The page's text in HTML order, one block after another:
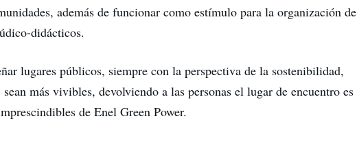
además de funcionar como estímulo para la organización de
didácticos.
lugares públicos, siempre con la perspectiva de la sostenibilidad,
más vivibles, devolviendo a las personas el lugar de encuentro es
de Enel Green Power.